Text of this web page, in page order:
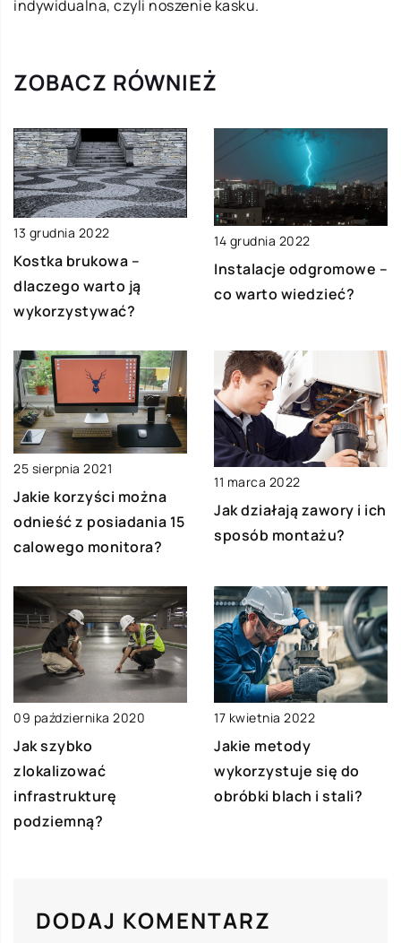
indywidualna, czyli noszenie kasku.
ZOBACZ RÓWNIEŻ
13 grudnia 2022
Kostka brukowa –
dlaczego warto ją
wykorzystywać?
14 grudnia 2022
Instalacje odgromowe –
co warto wiedzieć?
25 sierpnia 2021
Jakie korzyści można
odnieść z posiadania 15
calowego monitora?
11 marca 2022
Jak działają zawory i ich
sposób montażu?
09 października 2020
Jak szybko
zlokalizować
infrastrukturę
podziemną?
17 kwietnia 2022
Jakie metody
wykorzystuje się do
obróbki blach i stali?
DODAJ KOMENTARZ